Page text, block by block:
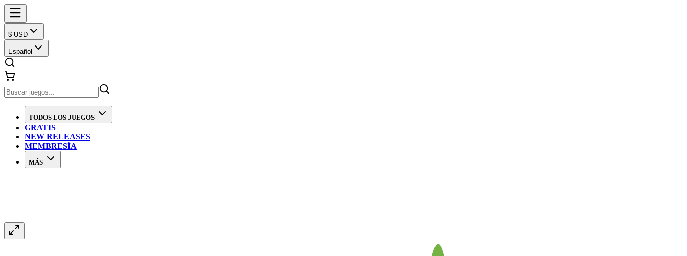
$ USD
Español
TODOS LOS JUEGOS
GRATIS
NEW RELEASES
MEMBRESÍA
MÁS